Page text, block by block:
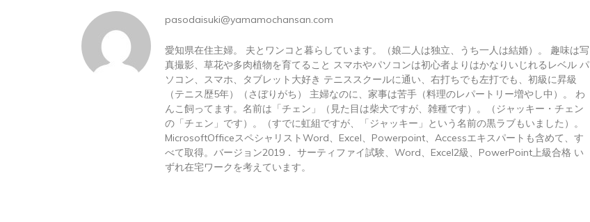
pasodaisuki@yamamochansan.com
愛知県在住主婦。 夫とワンコと暮らしています。（娘二人は独立、うち一人は結婚）。 趣味は写
真撮影、草花や多肉植物を育てること スマホやパソコンは初心者よりはかなりいじれるレベル パ
ソコン、スマホ、タブレット大好き テニススクールに通い、右打ちでも左打でも、初級に昇級
（テニス歴5年）（さぼりがち） 主婦なのに、家事は苦手（料理のレパートリー増やし中）。 わ
んこ飼ってます。名前は「チェン」（見た目は柴犬ですが、雑種です）。（ジャッキー・チェン
の「チェン」です）。（すでに虹組ですが、「ジャッキー」という名前の黒ラブもいました）。
MicrosoftOfficeスペシャリストWord、Excel、Powerpoint、Accessエキスパートも含めて、す
べて取得。バージョン2019． サーティファイ試験、Word、Excel2級、PowerPoint上級合格 い
ずれ在宅ワークを考えています。